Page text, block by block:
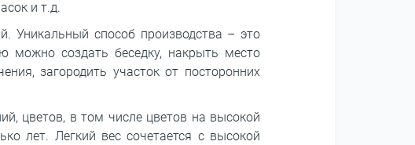
и т.д.
Уникальный способ производства – это
можно создать беседку, накрыть место
загородить участок от посторонних
цветов, в том числе цветов на высокой
лет. Легкий вес сочетается с высокой